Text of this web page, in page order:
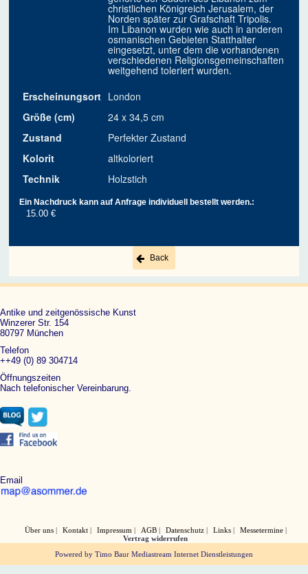
christlichen Königreich Jerusalem, der
Norden später zur Grafschaft Tripolis.
Im Libanon wurden wie auch in anderen
osmanischen Gebieten Statthalter
eingesetzt, unter dem die vorhandenen
verschiedenen Religionsgemeinschaften
weitgehend toleriert wurden.
Erscheinungsort London
Größe (cm)
24 x 34,5 cm
Zustand
Perfekter Zustand
Kolorit
altkoloriert
Technik
Holzstich
Ein Nachdruck kann auf Anfrage individuell bestellt werden.:
15.00 €
Back
Antike und zeitgenössische Kunst
Winzerer Str. 154
80797 München
Telefon
++49 (0) 89 304714
Öffnungszeiten
Nach telefonischer Vereinbarung.
Email
Über uns Kontakt Impressum AGB Datenschutz Links
Messetermine
Vertrag widerrufen
Powered by Timo Baur Mediastream Internet Dienstleistungen